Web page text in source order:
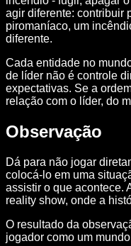
agir diferente: contribuir
piromaníaco, um
diferente.
Cada entidade no
de líder não é controle
expectativas. Se a
relação com o líder, do
Observação
Dá para não jogar
colocá-lo em uma
assistir o que acontece.
reality show, onde a
O resultado da
jogador como um